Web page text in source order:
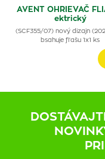
AVENT OHRIEVAČ
ektrický
(SCF355/07) nový dizajn
bsahuje fľašu 1x1 ks